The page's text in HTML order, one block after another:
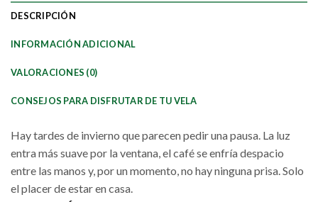
DESCRIPCIÓN
INFORMACIÓN ADICIONAL
VALORACIONES (0)
CONSEJOS PARA DISFRUTAR DE TU VELA
Hay tardes de invierno que parecen pedir una pausa. La luz
entra más suave por la ventana, el café se enfría despacio
entre las manos y, por un momento, no hay ninguna prisa. Solo
el placer de estar en casa.